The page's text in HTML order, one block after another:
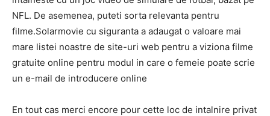
NFL. De asemenea, puteti sorta relevanta pentru
filme.Solarmovie cu siguranta a adaugat o valoare mai
mare listei noastre de site-uri web pentru a viziona filme
gratuite online pentru modul in care o femeie poate scrie
un e-mail de introducere online
En tout cas merci encore pour cette loc de intalnire privat